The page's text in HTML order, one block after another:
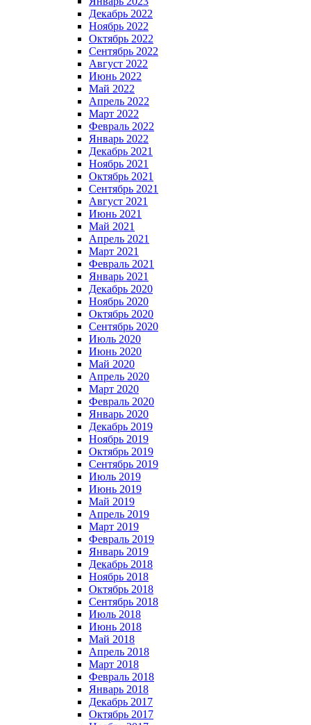
Декабрь 2022
Ноябрь 2022
Октябрь 2022
Сентябрь 2022
Август 2022
Июнь 2022
Май 2022
Апрель 2022
Март 2022
Февраль 2022
Январь 2022
Декабрь 2021
Ноябрь 2021
Октябрь 2021
Сентябрь 2021
Август 2021
Июнь 2021
Май 2021
Апрель 2021
Март 2021
Февраль 2021
Январь 2021
Декабрь 2020
Ноябрь 2020
Октябрь 2020
Сентябрь 2020
Июль 2020
Июнь 2020
Май 2020
Апрель 2020
Март 2020
Февраль 2020
Январь 2020
Декабрь 2019
Ноябрь 2019
Октябрь 2019
Сентябрь 2019
Июль 2019
Июнь 2019
Май 2019
Апрель 2019
Март 2019
Февраль 2019
Январь 2019
Декабрь 2018
Ноябрь 2018
Октябрь 2018
Сентябрь 2018
Июль 2018
Июнь 2018
Май 2018
Апрель 2018
Март 2018
Февраль 2018
Январь 2018
Декабрь 2017
Октябрь 2017